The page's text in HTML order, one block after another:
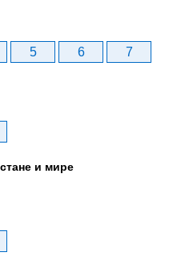
5 6 7
и мире